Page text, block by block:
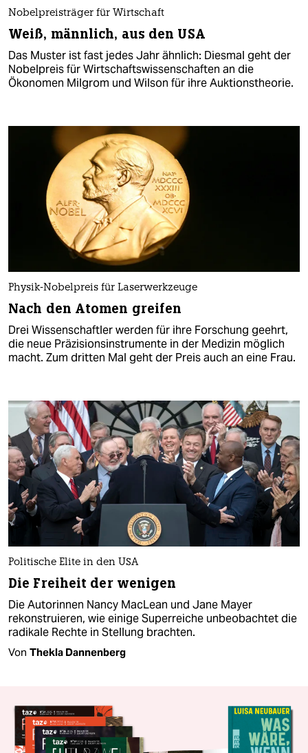
Nobelpreisträger für Wirtschaft
Weiß, männlich, aus den USA
Das Muster ist fast jedes Jahr ähnlich: Diesmal geht der
Nobelpreis für Wirtschaftswissenschaften an die
Ökonomen Milgrom und Wilson für ihre Auktionstheorie.
Physik-Nobelpreis für Laserwerkzeuge
Nach den Atomen greifen
Drei Wissenschaftler werden für ihre Forschung geehrt,
die neue Präzisionsinstrumente in der Medizin möglich
macht. Zum dritten Mal geht der Preis auch an eine Frau.
Politische Elite in den USA
Die Freiheit der wenigen
Die Autorinnen Nancy MacLean und Jane Mayer
rekonstruieren, wie einige Superreiche unbeobachtet die
radikale Rechte in Stellung brachten.
Von Thekla Dannenberg